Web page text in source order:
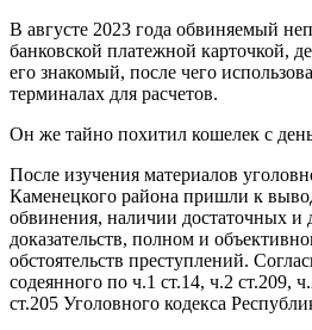
В августе 2023 года обвиняемый
банковской платежной карточкой,
его знакомый, после чего
терминалах для расчетов.
Он же тайно похитил кошелек с
После изучения материалов
Каменецкого района пришли к
обвинения, наличии достаточных и
доказательств, полном и
обстоятельств преступлений.
содеянного по ч.1 ст.14, ч.2 ст.209,
ст.205 Уголовного кодекса